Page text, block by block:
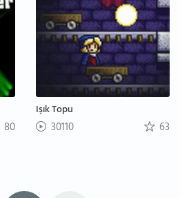
80
Işık Topu
30110 63